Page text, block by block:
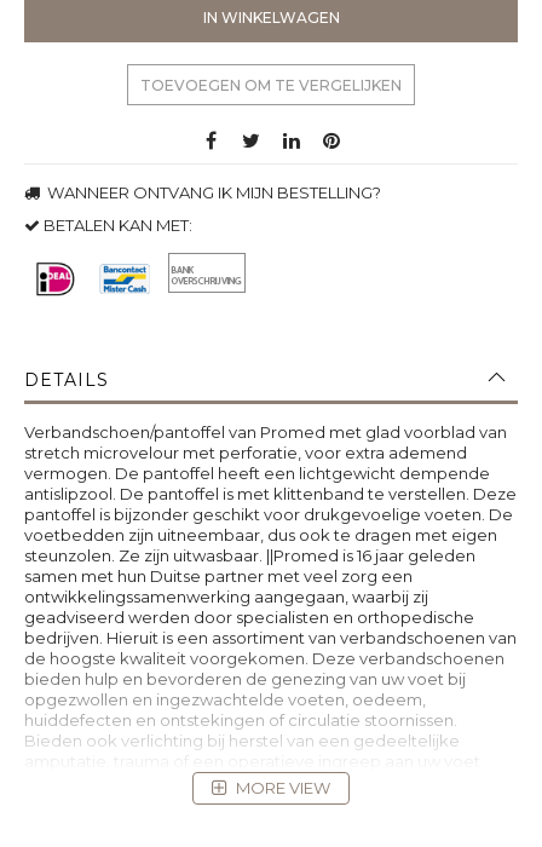
IN WINKELWAGEN
TOEVOEGEN OM TE VERGELIJKEN
WANNEER ONTVANG IK MIJN BESTELLING?
BETALEN KAN MET:
DETAILS
Verbandschoen/pantoffel van Promed met glad voorblad van
stretch microvelour met perforatie, voor extra ademend
vermogen. De pantoffel heeft een lichtgewicht dempende
antislipzool. De pantoffel is met klittenband te verstellen. Deze
pantoffel is bijzonder geschikt voor drukgevoelige voeten. De
voetbedden zijn uitneembaar, dus ook te dragen met eigen
steunzolen. Ze zijn uitwasbaar. ||Promed is 16 jaar geleden
samen met hun Duitse partner met veel zorg een
ontwikkelingssamenwerking aangegaan, waarbij zij
geadviseerd werden door specialisten en orthopedische
bedrijven. Hieruit is een assortiment van verbandschoenen van
de hoogste kwaliteit voorgekomen. Deze verbandschoenen
bieden hulp en bevorderen de genezing van uw voet bij
opgezwollen en ingezwachtelde voeten, oedeem,
huiddefecten en ontstekingen of circulatie stoornissen.
Bieden ook verlichting bij herstel van een gedeeltelijke
MORE VIEW